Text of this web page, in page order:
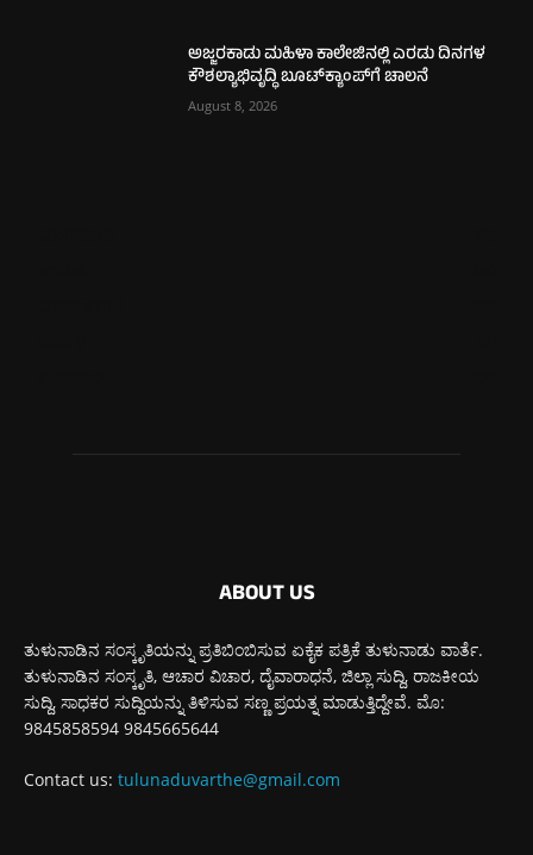
ಅಜ್ಜರಕಾಡು ಮಹಿಳಾ ಕಾಲೇಜಿನಲ್ಲಿ ಎರಡು ದಿನಗಳ
ಕೌಶಲ್ಯಾಭಿವೃದ್ಧಿ ಬೂಟ್‌ಕ್ಯಾಂಪ್‌ಗೆ ಚಾಲನೆ
August 8, 2026
ABOUT US
ತುಳುನಾಡಿನ ಸಂಸ್ಕೃತಿಯನ್ನು ಪ್ರತಿಬಿಂಬಿಸುವ ಏಕೈಕ ಪತ್ರಿಕೆ ತುಳುನಾಡು ವಾರ್ತೆ.
ತುಳುನಾಡಿನ ಸಂಸ್ಕೃತಿ, ಆಚಾರ ವಿಚಾರ, ದೈವಾರಾಧನೆ, ಜಿಲ್ಲಾ ಸುದ್ದಿ, ರಾಜಕೀಯ
ಸುದ್ದಿ, ಸಾಧಕರ ಸುದ್ದಿಯನ್ನು ತಿಳಿಸುವ ಸಣ್ಣ ಪ್ರಯತ್ನ ಮಾಡುತ್ತಿದ್ದೇವೆ. ಮೊ:
9845858594 9845665644
Contact us: tulunaduvarthe@gmail.com